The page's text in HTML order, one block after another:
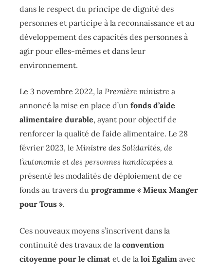
dans le respect du principe de dignité des
personnes et participe à la reconnaissance et au
développement des capacités des personnes à
agir pour elles-mêmes et dans leur
environnement.
Le 3 novembre 2022, la Première ministre a
annoncé la mise en place d’un fonds d’aide
alimentaire durable, ayant pour objectif de
renforcer la qualité de l’aide alimentaire. Le 28
février 2023, le Ministre des Solidarités, de
l’autonomie et des personnes handicapées a
présenté les modalités de déploiement de ce
fonds au travers du programme « Mieux Manger
pour Tous ».
Ces nouveaux moyens s’inscrivent dans la
continuité des travaux de la convention
citoyenne pour le climat et de la loi Egalim avec